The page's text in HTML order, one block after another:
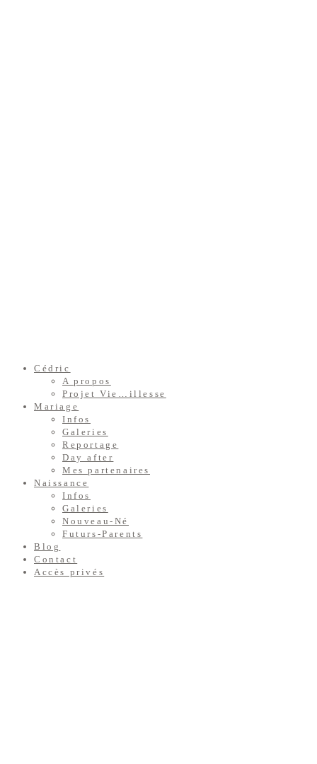
Cédric
A propos
Projet Vie…illesse
Mariage
Infos
Galeries
Reportage
Day after
Mes partenaires
Naissance
Infos
Galeries
Nouveau-Né
Futurs-Parents
Blog
Contact
Accès privés